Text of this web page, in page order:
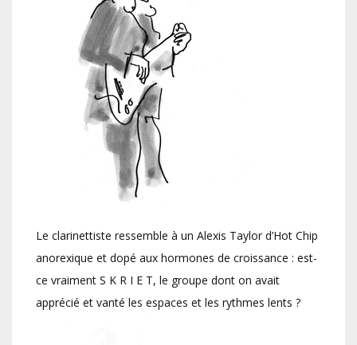
Le clarinettiste ressemble à un Alexis Taylor d’Hot Chip
anorexique et dopé aux hormones de croissance : est-
ce vraiment S K R I E T, le groupe dont on avait
apprécié et vanté les espaces et les rythmes lents ?